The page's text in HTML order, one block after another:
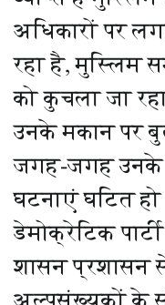
अधिकारों पर
रहा है, मुस्लिम
को कुचला जा
उनके मकान पर
जगह-जगह उनके
घटनाएं घटित
डेमोक्रेटिक
शासन प्रशासन